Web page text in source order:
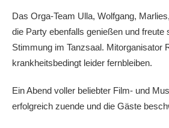
Das Orga-Team Ulla, Wolfgang,
die Party ebenfalls genießen und freute
Stimmung im Tanzsaal. Mitorganisator
krankheitsbedingt leider fernbleiben.
Ein Abend voller beliebter Film- und
erfolgreich zuende und die Gäste